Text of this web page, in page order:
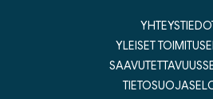
YLEISET